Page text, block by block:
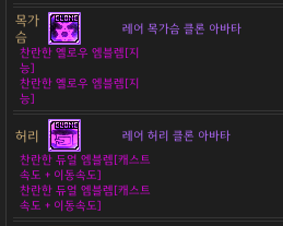
목가
슴
레어 목가슴 클론 아바타
찬란한 옐로우 엠블렘[지
능]
찬란한 옐로우 엠블렘[지
능]
허리 레어 허리 클론 아바타
찬란한 듀얼 엠블렘[캐스트
속도 + 이동속도]
찬란한 듀얼 엠블렘[캐스트
속도 + 이동속도]